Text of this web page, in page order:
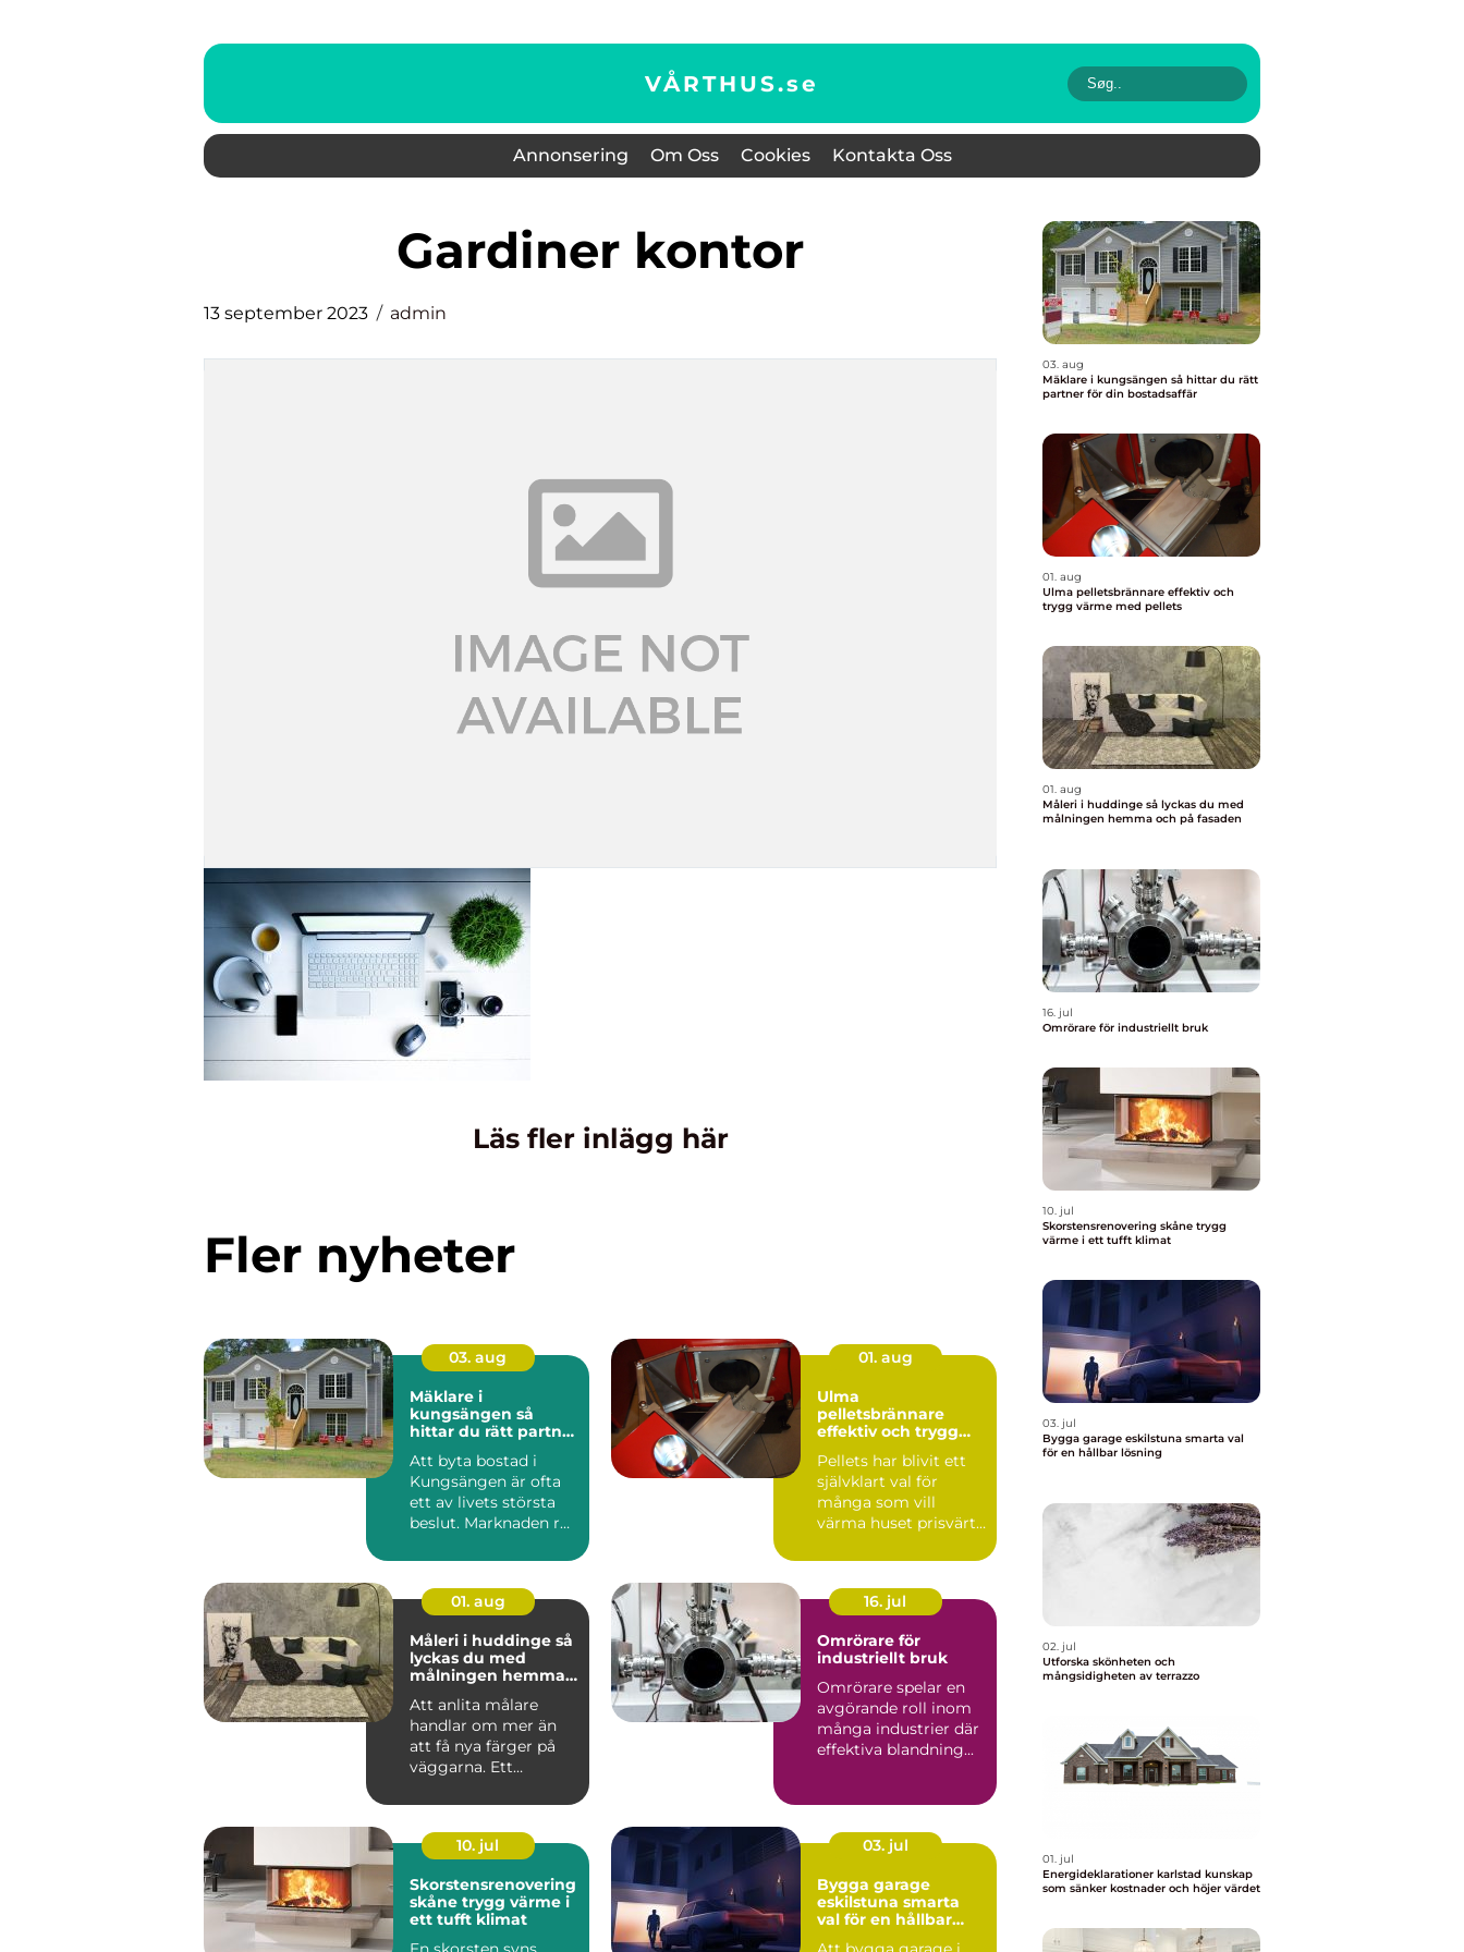
VÅRTHUS.se
Annonsering Om Oss Cookies Kontakta Oss
gardiner kontor
13 september 2023 admin
Läs fler inlägg här
Fler nyheter
03. aug
Mäklare i
kungsängen så
hittar du rätt partner
Att byta bostad i
Kungsängen är ofta
ett av livets största
beslut. Marknaden rör
01. aug
Ulma
pelletsbrännare
effektiv och trygg
Pellets har blivit ett
självklart val för
många som vill
värma huset prisvärt
d...
01. aug
Måleri i huddinge så
lyckas du med
målningen hemma
Att anlita målare
handlar om mer än
att få nya färger på
väggarna. Ett
måleriarbete skydd...
16. jul
Omrörare för
industriellt bruk
Omrörare spelar en
avgörande roll inom
många industrier där
effektiva blandning...
10. jul
Skorstensrenovering
skåne trygg värme i
ett tufft klimat
03. jul
Bygga garage
eskilstuna smarta
val för en hållbar
03. aug
Mäklare i kungsängen så hittar du rätt
partner för din bostadsaffär
01. aug
Ulma pelletsbrännare effektiv och
trygg värme med pellets
01. aug
Måleri i huddinge så lyckas du med
målningen hemma och på fasaden
16. jul
Omrörare för industriellt bruk
10. jul
Skorstensrenovering skåne trygg
värme i ett tufft klimat
03. jul
Bygga garage eskilstuna smarta val
för en hållbar lösning
02. jul
Utforska skönheten och
mångsidigheten av terrazzo
01. jul
Energideklarationer karlstad kunskap
som sänker kostnader och höjer värdet